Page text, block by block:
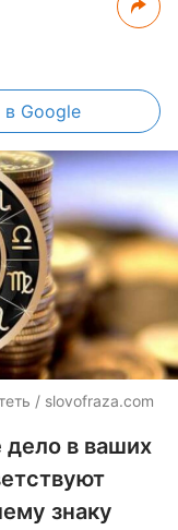
в Google
/ slovofraza.com
дело в ваших
знаку